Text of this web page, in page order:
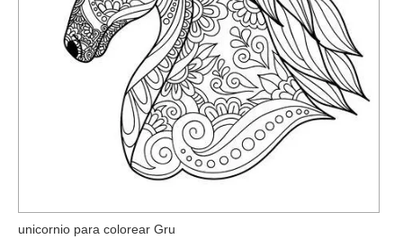
unicornio para colorear Gru